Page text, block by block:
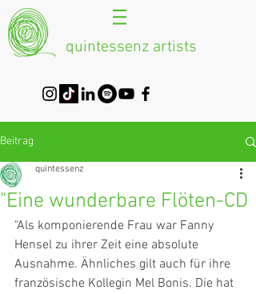
quintessenz artists
Beitrag
"Eine wunderbare Flöten-CD
quintessenz
"Als komponierende Frau war Fanny
Hensel zu ihrer Zeit eine absolute
Ausnahme. Ähnliches gilt auch für ihre
französische Kollegin Mel Bonis. Die hat